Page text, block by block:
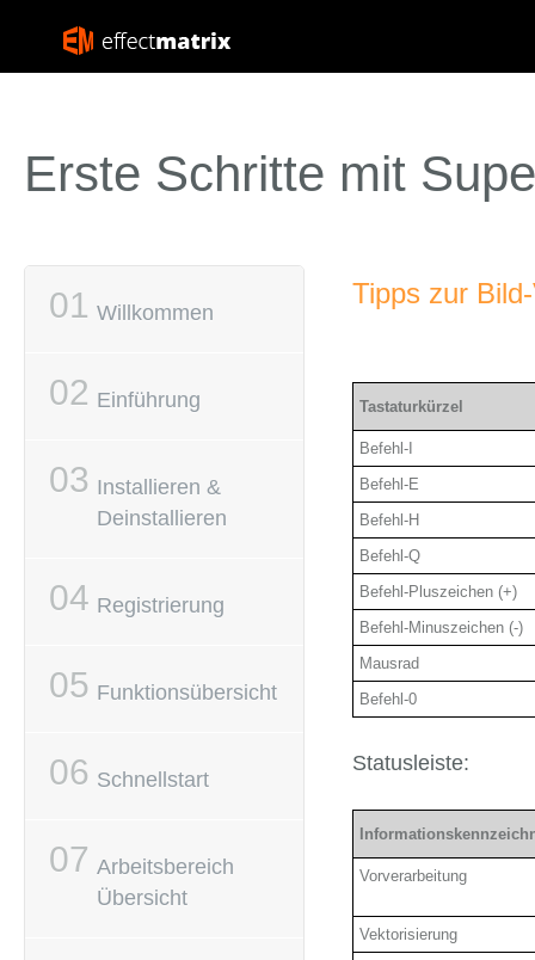
Erste Schritte mit
Willkommen
Einführung
Installieren &
Deinstallieren
Registrierung
Funktionsübersicht
Schnellstart
Arbeitsbereich
Übersicht
Tipps zur
Tastaturkürzel
Befehl-I
Befehl-E
Befehl-H
Befehl-Q
Befehl-Pluszeichen (+)
Befehl-Minuszeichen (-)
Mausrad
Befehl-0
Statusleiste:
Vorverarbeitung
Vektorisierung